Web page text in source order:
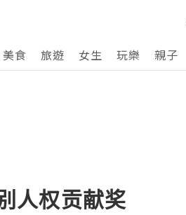
美食 旅遊 女生 玩樂 親子
人权贡献奖